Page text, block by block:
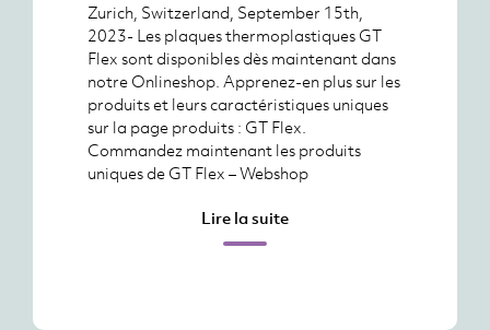
Zurich, Switzerland, September 15th,
2023- Les plaques thermoplastiques GT
Flex sont disponibles dès maintenant dans
notre Onlineshop. Apprenez-en plus sur les
produits et leurs caractéristiques uniques
sur la page produits : GT Flex.
Commandez maintenant les produits
uniques de GT Flex – Webshop
Lire la suite